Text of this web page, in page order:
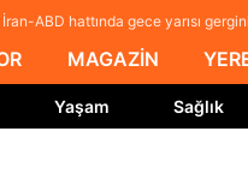
İran-ABD hattında gece yarısı
MAGAZİN
Yaşam Sağlık